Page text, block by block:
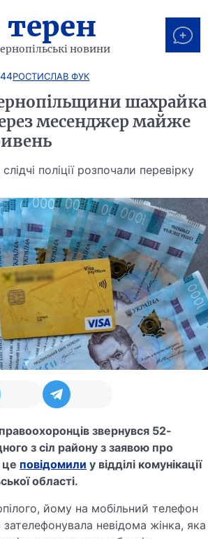
терен
новини
РОСТИСЛАВ ФУК
шахрайка
месенджер майже
поліції розпочали перевірку
звернувся 52-
з сіл району з заявою про
повідомили у відділі комунікації
області.
йому на мобільний телефон
невідома жінка, яка